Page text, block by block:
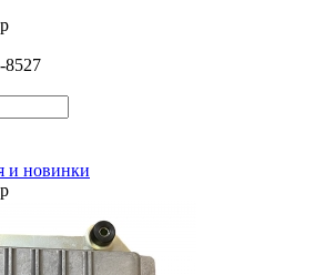
8527
и новинки